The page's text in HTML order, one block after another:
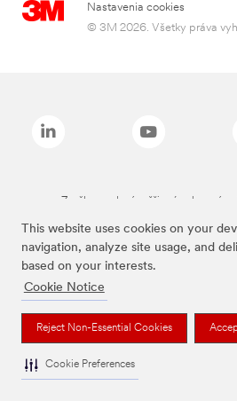
This website uses cookies on your
navigation, analyze site usage, and
based on your interests.
Cookie Notice
Reject Non-Essential Cookies
Cookie Preferences
Nastavenia cookies
© 3M 2026. Všetky práva
Značky uvedené vyššie sú ochranné